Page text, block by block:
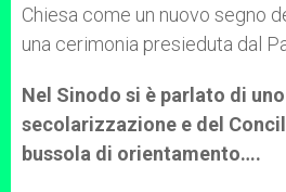
Chiesa come un nuovo segno
una cerimonia presieduta dal
Nel Sinodo si è parlato di
secolarizzazione e del
bussola di orientamento….